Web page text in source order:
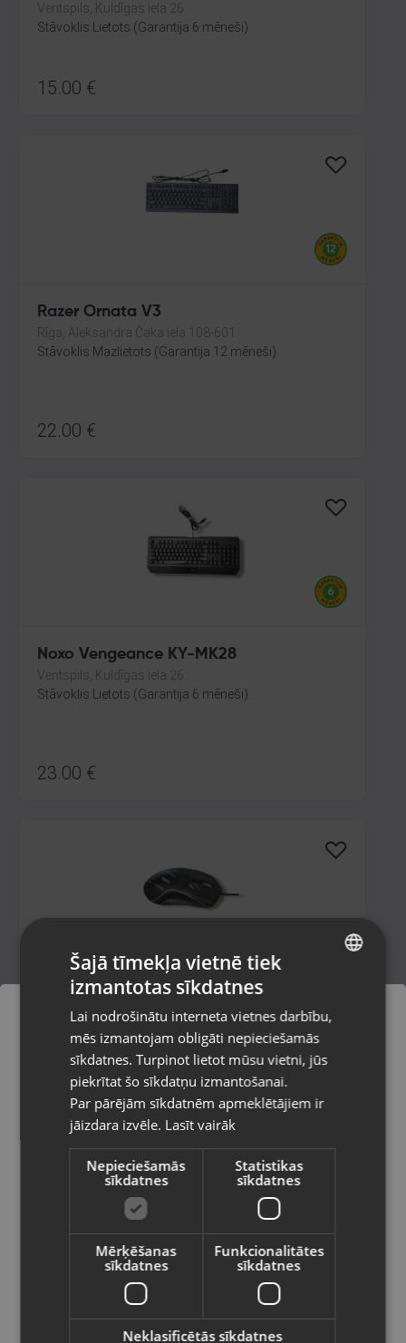
Ventspils, Kuldīgas iela 26
Stāvoklis Lietots (Garantija 6 mēneši)
15.00 €
Razer Ornata V3
Rīga, Aleksandra Čaka iela 108-601
Stāvoklis Mazlietots (Garantija 12 mēneši)
22.00 €
Noxo Vengeance KY-MK28
Ventspils, Kuldīgas iela 26
Stāvoklis Lietots (Garantija 6 mēneši)
23.00 €
Battleron Action
Ventspils, Kuldīgas iela 26
Stāvoklis Lietots (Garantija 6 mēneši)
11.00€
Genesis THOR 660 G2
Pasūtījumi tiks piegādāti uz
izvēlēto valsti
Vietnes saturs būs attēlots izvēlētajā
valodā
Valsts
Latviešu / Latvian
RUSSIAN
Šajā tīmekļa vietnē tiek
izmantotas sīkdatnes
Lai nodrošinātu interneta vietnes darbību,
mēs izmantojam obligāti nepieciešamās
sīkdatnes. Turpinot lietot mūsu vietni, jūs
piekrītat šo sīkdatņu izmantošanai.
Par pārējām sīkdatnēm apmeklētājiem ir
jāizdara izvēle. Lasīt vairāk
Nepieciešamās
sīkdatnes
Statistikas
sīkdatnes
Mērķēšanas
sīkdatnes
Funkcionalitātes
sīkdatnes
Neklasificētās sīkdatnes